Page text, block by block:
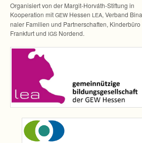
Orga­ni­siert von der Margit-Horváth-Stiftung in
Koope­ra­tion mit GEW Hes­sen LEA, Ver­band
na­ler Fami­lien und Part­ner­schaf­ten, Kin­der­büro
Frank­furt und IGS Nordend.